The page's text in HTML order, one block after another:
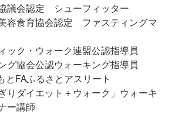
議会認定 シューフィッター
容食育協会認定 ファスティングマ
ック・ウォーク連盟公認指導員
グ協会公認ウォーキング指導員
とFAふるさとアスリート
りダイエット＋ウォーク」ウォーキ
ー講師